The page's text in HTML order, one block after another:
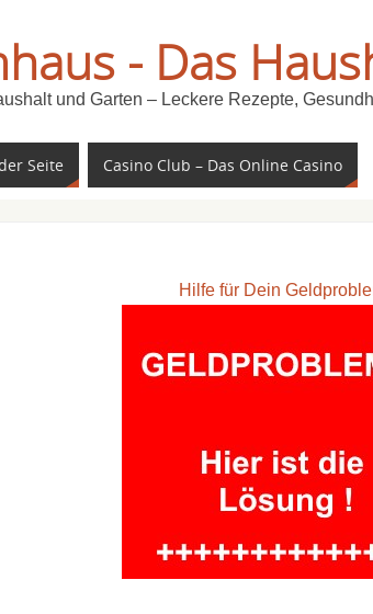
- Das
und Garten – Leckere Rezepte,
Seite Casino Club – Das Online Casino
Hilfe für Dein